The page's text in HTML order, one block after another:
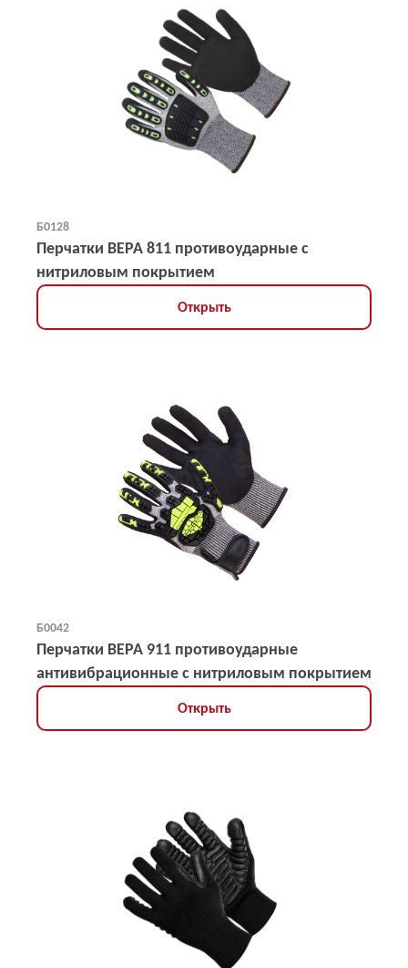
Б0128
Перчатки ВЕРА 811 противоударные с
нитриловым покрытием
Открыть
Б0042
Перчатки ВЕРА 911 противоударные
антивибрационные с нитриловым покрытием
Открыть